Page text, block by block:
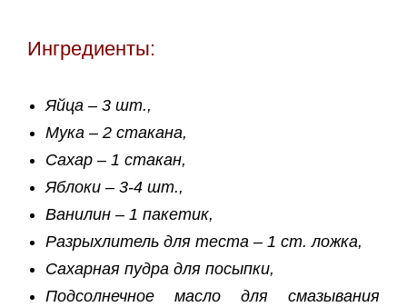
Ингредиенты:
Яйца – 3 шт.,
Мука – 2 стакана,
Сахар – 1 стакан,
Яблоки – 3-4 шт.,
Ванилин – 1 пакетик,
Разрыхлитель для теста – 1 ст. ложка,
Сахарная пудра для посыпки,
Подсолнечное масло для смазывания